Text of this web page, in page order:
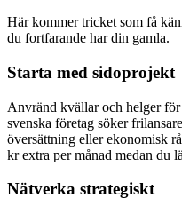
Här kommer tricket som få
du fortfarande har din gamla.
Starta med sidoprojekt
Anvränd kvällar och helger
svenska företag söker
översättning eller ekonomisk
kr extra per månad medan du
Nätverka strategiskt